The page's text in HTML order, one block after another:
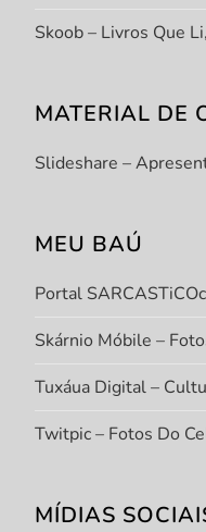
Skoob – Livros Que
MATERIAL DE
Slideshare –
MEU BAÚ
Portal
Skárnio Móbile –
Tuxáua Digital –
Twitpic – Fotos Do
MÍDIAS